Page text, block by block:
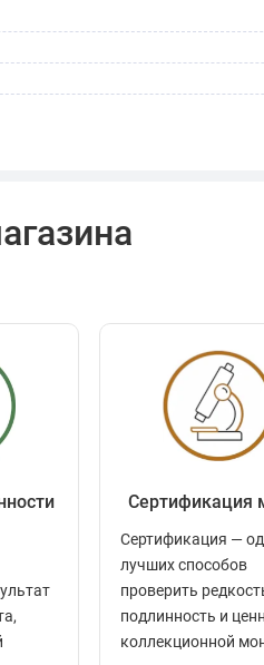
Сертификация
Сертификация —
лучших способов
проверить
подлинность и
коллекционной